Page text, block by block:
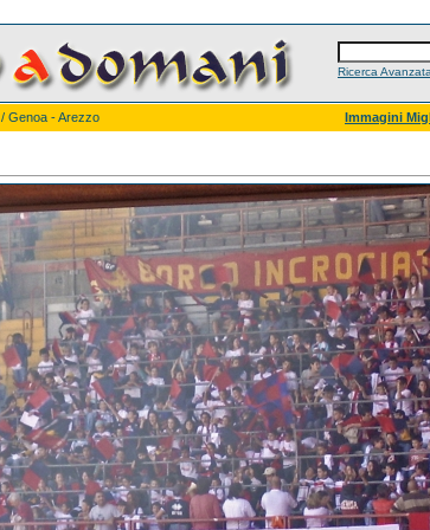
Ricerca Avanzata
/ Genoa - Arezzo Immagini